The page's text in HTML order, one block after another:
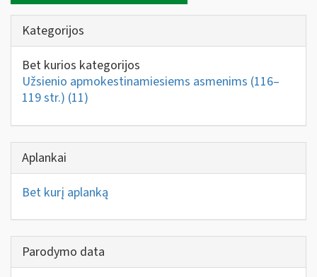
Kategorijos
Bet kurios kategorijos
Užsienio apmokestinamiesiems asmenims (116–
119 str.) (11)
Aplankai
Bet kurį aplanką
Parodymo data